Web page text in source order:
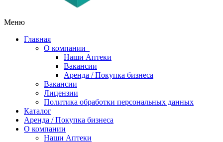
Меню
Главная
О компании
Наши Аптеки
Вакансии
Аренда / Покупка бизнеса
Вакансии
Лицензии
Политика обработки персональных данных
Каталог
Аренда / Покупка бизнеса
О компании
Наши Аптеки